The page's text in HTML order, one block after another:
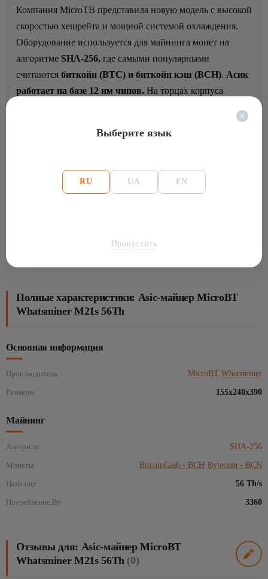
Компания MicroTB представила новую модель с высокой
скоростью хешрейта и мощной системой охлаждения.
Оборудование используется для майнинга монет на
алгоритме SHA-256, где самыми популярными
считаются биткойн (BTC) и биткойн кэш (BCH). Асик
работает на базе 12 нм чипов. На торцах корпуса
сзади.При покупке Асика предоставляется гарантия от
магазина 30 дней (180 дней от завода с момента
для 17 серии от Битмайн, он позволяет добывать Bitcoin
(BTC), Bitcoin Classic (BXC), Bitcoin Cash (BCH), Bitcoin
потреблением в 3360 Вт, при этом уровень шума 75 Дб.
Полные характеристики: Asic-майнер MicroBT
Whatsminer M21s 56Th
Основная информация
Производитель MicroBT Whatsminer
Размеры 155x240x390
Майнинг
Алгоритм SHA-256
Монеты BitcoinCash - BCH·Bytecoin - BCN
Hash-rate 56 Th/s
Потребление,Вт 3360
Отзывы для: Asic-майнер MicroBT
Whatsminer M21s 56Th (0)
Выберите язык
RU UA EN
Пропустить